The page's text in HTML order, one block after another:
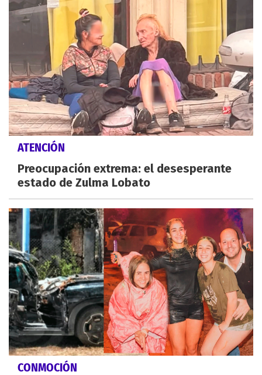
ATENCIÓN
Preocupación extrema: el desesperante
estado de Zulma Lobato
CONMOCIÓN